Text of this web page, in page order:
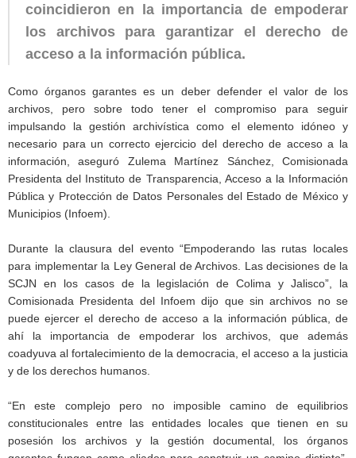
coincidieron en la importancia de empoderar
los archivos para garantizar el derecho de
acceso a la información pública.
Como órganos garantes es un deber defender el valor de los
archivos, pero sobre todo tener el compromiso para seguir
impulsando la gestión archivística como el elemento idóneo y
necesario para un correcto ejercicio del derecho de acceso a la
información, aseguró Zulema Martínez Sánchez, Comisionada
Presidenta del Instituto de Transparencia, Acceso a la Información
Pública y Protección de Datos Personales del Estado de México y
Municipios (Infoem).
Durante la clausura del evento “Empoderando las rutas locales
para implementar la Ley General de Archivos. Las decisiones de la
SCJN en los casos de la legislación de Colima y Jalisco”, la
Comisionada Presidenta del Infoem dijo que sin archivos no se
puede ejercer el derecho de acceso a la información pública, de
ahí la importancia de empoderar los archivos, que además
coadyuva al fortalecimiento de la democracia, el acceso a la justicia
y de los derechos humanos.
“En este complejo pero no imposible camino de equilibrios
constitucionales entre las entidades locales que tienen en su
posesión los archivos y la gestión documental, los órganos